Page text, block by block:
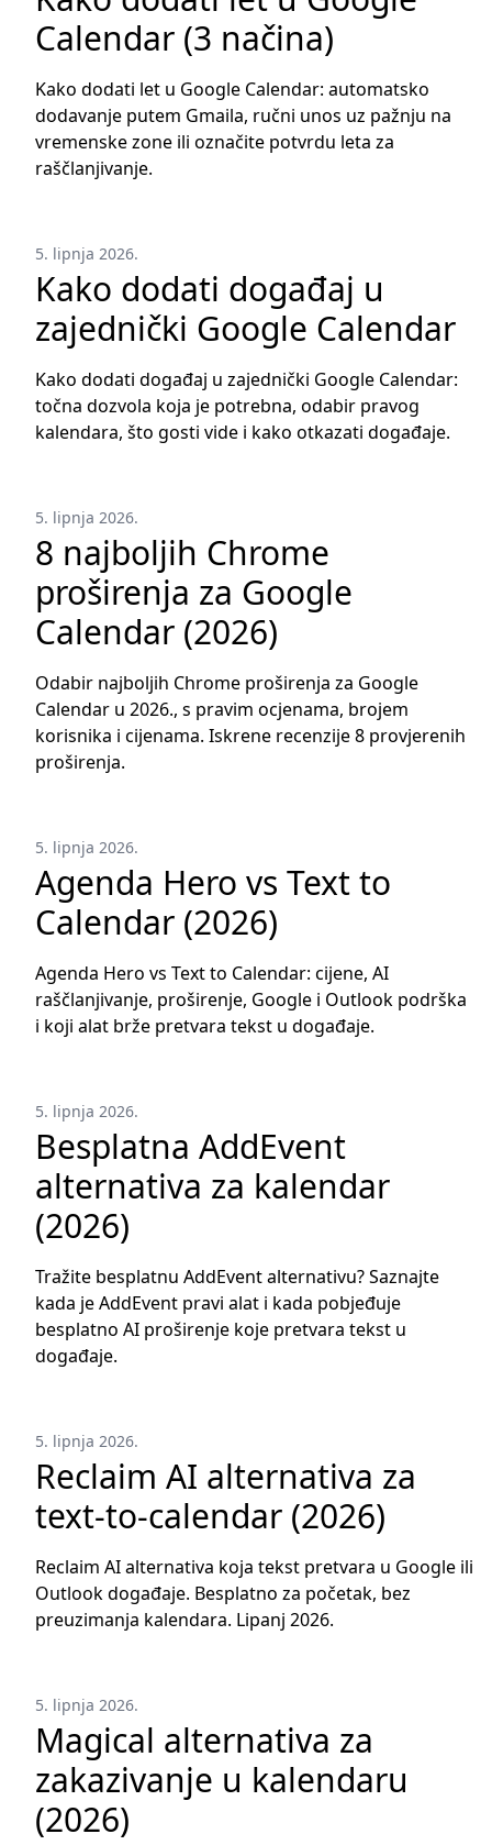
Calendar (3 načina)
Kako dodati let u Google Calendar: automatsko
dodavanje putem Gmaila, ručni unos uz pažnju na
vremenske zone ili označite potvrdu leta za
raščlanjivanje.
5. lipnja 2026.
Kako dodati događaj u
zajednički Google Calendar
Kako dodati događaj u zajednički Google Calendar:
točna dozvola koja je potrebna, odabir pravog
kalendara, što gosti vide i kako otkazati događaje.
5. lipnja 2026.
8 najboljih Chrome
proširenja za Google
Calendar (2026)
Odabir najboljih Chrome proširenja za Google
Calendar u 2026., s pravim ocjenama, brojem
korisnika i cijenama. Iskrene recenzije 8 provjerenih
proširenja.
5. lipnja 2026.
Agenda Hero vs Text to
Calendar (2026)
Agenda Hero vs Text to Calendar: cijene, AI
raščlanjivanje, proširenje, Google i Outlook podrška
i koji alat brže pretvara tekst u događaje.
5. lipnja 2026.
Besplatna AddEvent
alternativa za kalendar
(2026)
Tražite besplatnu AddEvent alternativu? Saznajte
kada je AddEvent pravi alat i kada pobjeđuje
besplatno AI proširenje koje pretvara tekst u
događaje.
5. lipnja 2026.
Reclaim AI alternativa za
text-to-calendar (2026)
Reclaim AI alternativa koja tekst pretvara u Google ili
Outlook događaje. Besplatno za početak, bez
preuzimanja kalendara. Lipanj 2026.
5. lipnja 2026.
Magical alternativa za
zakazivanje u kalendaru
(2026)